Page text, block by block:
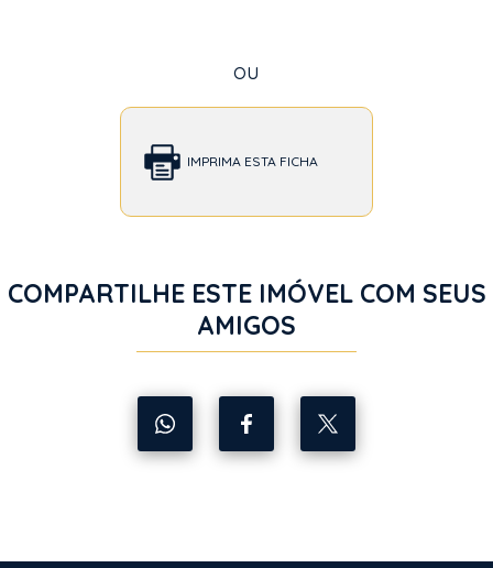
ou
IMPRIMA ESTA FICHA
COMPARTILHE ESTE IMÓVEL COM SEUS
AMIGOS